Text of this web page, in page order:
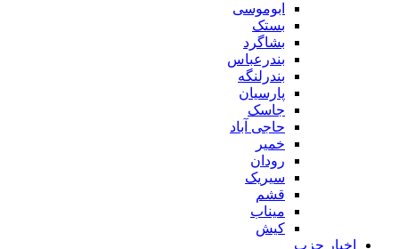
ابوموسی
بستک
بشاگرد
بندرعباس
بندرلنگه
پارسیان
جاسک
حاجی آباد
خمیر
رودان
سیریک
قشم
میناب
کیش
اخبار حزب